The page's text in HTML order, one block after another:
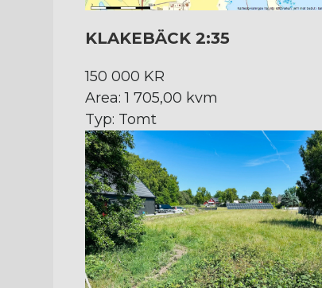
KLAKEBÄCK 2:35
150 000 KR
Area: 1 705,00 kvm
Typ: Tomt